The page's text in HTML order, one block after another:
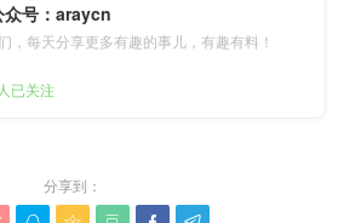
众号：araycn
，每天分享更多有趣的事儿，有趣有料！
已关注
分享到：